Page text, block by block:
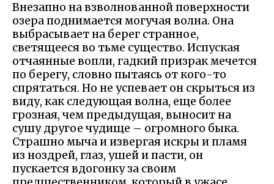
Внезапно на взволнованной поверхности
озера поднимается могучая волна. Она
выбрасывает на берег странное,
светящееся во тьме существо. Испуская
отчаянные вопли, гадкий призрак мечется
по берегу, словно пытаясь от кого-то
спрятаться. Но не успевает он скрыться из
виду, как следующая волна, еще более
грозная, чем предыдущая, выносит на
сушу другое чудище – огромного быка.
Страшно мыча и извергая искры и пламя
из ноздрей, глаз, ушей и пасти, он
пускается вдогонку за своим